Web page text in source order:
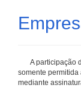
A participação
somente
mediante